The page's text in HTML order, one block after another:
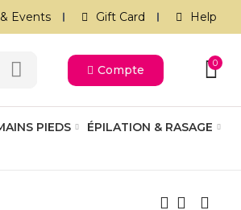
Events Gift Card Help
Compte
0
PIEDS ÉPILATION & RASAGE